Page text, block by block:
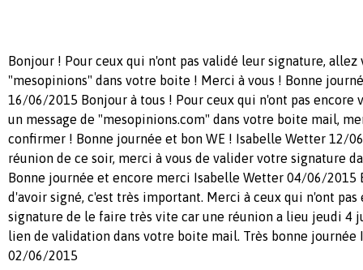
Bonjour ! Pour ceux qui n'ont pas validé leur signature,
"mesopinions" dans votre boite ! Merci à vous ! Bonne
16/06/2015 Bonjour à tous ! Pour ceux qui n'ont pas encore
un message de "mesopinions.com" dans votre boite mail,
confirmer ! Bonne journée et bon WE ! Isabelle Wetter 12/
réunion de ce soir, merci à vous de valider votre signature
Bonne journée et encore merci Isabelle Wetter 04/06/2015
d'avoir signé, c'est très important. Merci à ceux qui n'ont
signature de le faire très vite car une réunion a lieu jeudi 4
lien de validation dans votre boite mail. Très bonne journée
02/06/2015